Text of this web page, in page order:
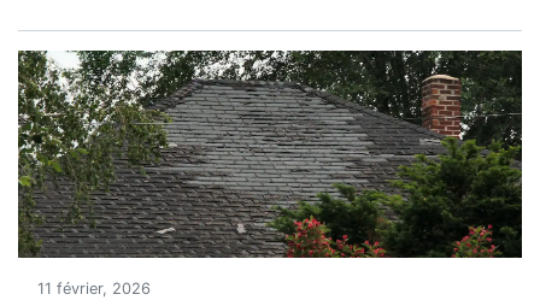
11 février, 2026